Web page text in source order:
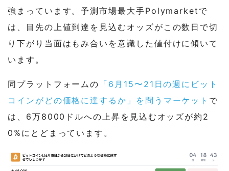
強まっています。予測市場最大手Polymarketで
は、目先の上値到達を見込むオッズがこの数日で切
り下がり当面はもみ合いを意識した値付けに傾いて
います。
同プラットフォームの 「6月15〜21日の週にビット
コインがどの価格に達するか」を問うマーケット で
は、6万8000ドルへの上昇を見込むオッズが約2
0%にとどまっています。